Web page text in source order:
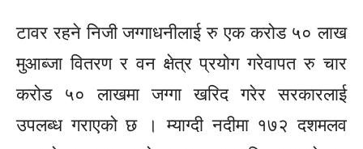
टावर रहने निजी जग्गाधनीलाई रु एक करोड ५० लाख
मुआब्जा वितरण र वन क्षेत्र प्रयोग गरेवापत रु चार
करोड ५० लाखमा जग्गा खरिद गरेर सरकारलाई
उपलब्ध गराएको छ । म्याग्दी नदीमा १७२ दशमलव